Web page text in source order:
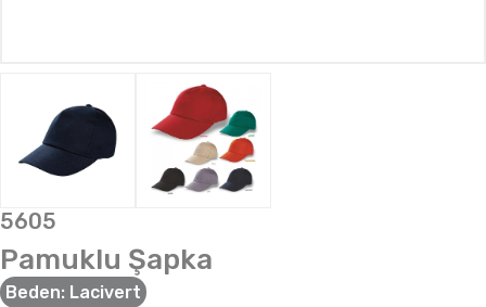
5605
Pamuklu Şapka
Beden: Lacivert